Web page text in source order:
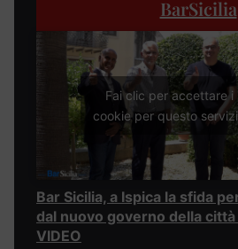
BarSicilia
Fai clic per accettare i
cookie per questo
Bar Sicilia, a Ispica la sfida
dal nuovo governo della città
VIDEO